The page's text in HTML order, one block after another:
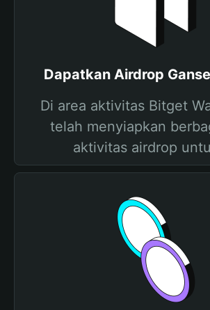
Dapatkan Airdrop
Di area aktivitas Bitget
telah menyiapkan
aktivitas airdrop